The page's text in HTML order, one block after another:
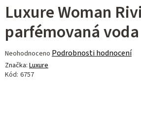
Luxure Woman
parfémovaná
Průměrné
hodnocení
produktu
Neohodnoceno Podrobnosti hodnocení
Značka: Luxure
Kód: 6757